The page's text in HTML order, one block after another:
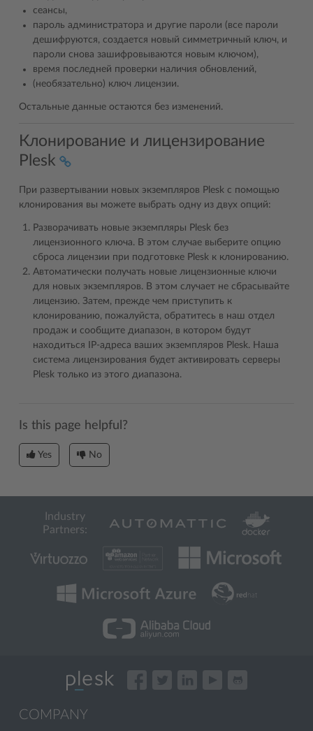
сеансы,
пароль администратора и другие пароли (все пароли
дешифруются, создается новый симметричный ключ, и
пароли снова зашифровываются новым ключом),
время последней проверки наличия обновлений,
(необязательно) ключ лицензии.
Остальные данные остаются без изменений.
Клонирование и лицензирование
Plesk
При развертывании новых экземпляров Plesk с помощью
клонирования вы можете выбрать одну из двух опций:
Разворачивать новые экземпляры Plesk без
лицензионного ключа. В этом случае выберите опцию
сброса лицензии при подготовке Plesk к клонированию.
Автоматически получать новые лицензионные ключи
для новых экземпляров. В этом случает не сбрасывайте
лицензию. Затем, прежде чем приступить к
клонированию, пожалуйста, обратитесь в наш отдел
продаж и сообщите диапазон, в котором будут
находиться IP-адреса ваших экземпляров Plesk. Наша
система лицензирования будет активировать серверы
Plesk только из этого диапазона.
Is this page helpful?
Yes No
Industry
Partners:
COMPANY